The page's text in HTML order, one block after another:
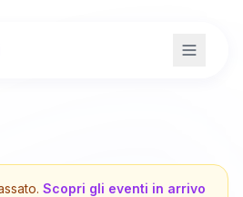
Scopri gli eventi in arrivo